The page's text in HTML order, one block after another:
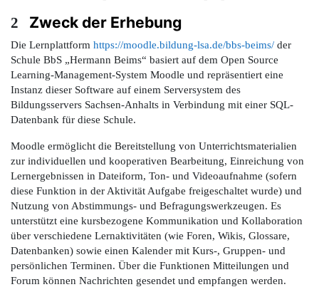
2 Zweck der Erhebung
Die Lernplattform https://moodle.bildung-lsa.de/bbs-beims/ der
Schule BbS „Hermann Beims“ basiert auf dem Open Source
Learning-Management-System Moodle und repräsentiert eine
Instanz dieser Software auf einem Serversystem des
Bildungsservers Sachsen-Anhalts in Verbindung mit einer SQL-
Datenbank für diese Schule.
Moodle ermöglicht die Bereitstellung von Unterrichtsmaterialien
zur individuellen und kooperativen Bearbeitung, Einreichung von
Lernergebnissen in Dateiform, Ton- und Videoaufnahme (sofern
diese Funktion in der Aktivität Aufgabe freigeschaltet wurde) und
Nutzung von Abstimmungs- und Befragungswerkzeugen. Es
unterstützt eine kursbezogene Kommunikation und Kollaboration
über verschiedene Lernaktivitäten (wie Foren, Wikis, Glossare,
Datenbanken) sowie einen Kalender mit Kurs-, Gruppen- und
persönlichen Terminen. Über die Funktionen Mitteilungen und
Forum können Nachrichten gesendet und empfangen werden.